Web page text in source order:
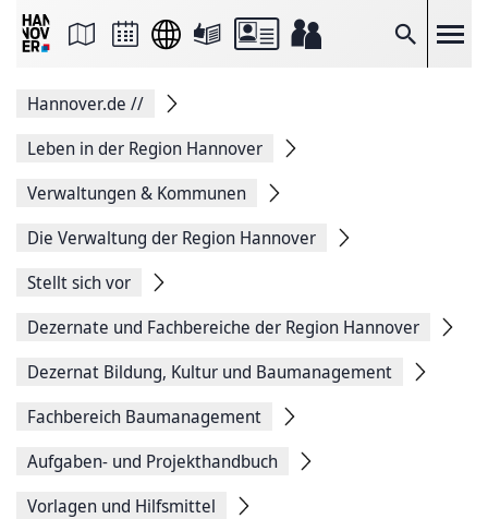
Suche
Seite
Facebook
teilen
Seitenlink
Seite
Hannover.de //
Leben in der Region Hannover
Verwaltungen & Kommunen
Die Verwaltung der Region Hannover
Stellt sich vor
Dezernate und Fachbereiche der Region Hannover
Dezernat Bildung, Kultur und Baumanagement
Fachbereich Baumanagement
Aufgaben- und Projekthandbuch
Vorlagen und Hilfsmittel